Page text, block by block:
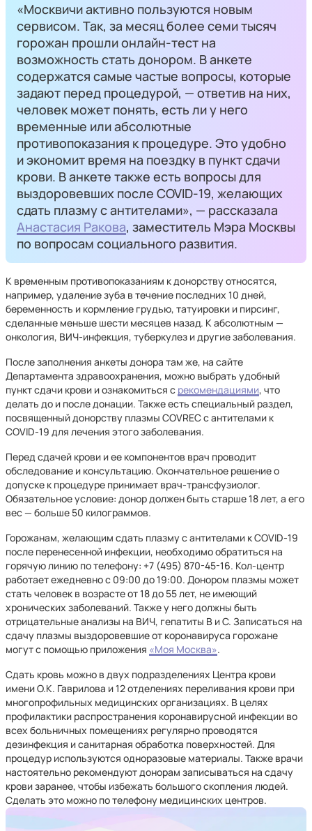
«Москвичи активно пользуются новым
сервисом. Так, за месяц более семи тысяч
горожан прошли онлайн-тест на
возможность стать донором. В анкете
содержатся самые частые вопросы, которые
задают перед процедурой, — ответив на них,
человек может понять, есть ли у него
временные или абсолютные
противопоказания к процедуре. Это удобно
и экономит время на поездку в пункт сдачи
крови. В анкете также есть вопросы для
выздоровевших после COVID-19, желающих
сдать плазму с антителами», — рассказала
Анастасия Ракова, заместитель Мэра Москвы
по вопросам социального развития.
К временным противопоказаниям к донорству относятся,
например, удаление зуба в течение последних 10 дней,
беременность и кормление грудью, татуировки и пирсинг,
сделанные меньше шести месяцев назад. К абсолютным —
онкология, ВИЧ-инфекция, туберкулез и другие заболевания.
После заполнения анкеты донора там же, на сайте
Департамента здравоохранения, можно выбрать удобный
пункт сдачи крови и ознакомиться с рекомендациями, что
делать до и после донации. Также есть специальный раздел,
посвященный донорству плазмы COVREC с антителами к
COVID-19 для лечения этого заболевания.
Перед сдачей крови и ее компонентов врач проводит
обследование и консультацию. Окончательное решение о
допуске к процедуре принимает врач-трансфузиолог.
Обязательное условие: донор должен быть старше 18 лет, а его
вес — больше 50 килограммов.
Горожанам, желающим сдать плазму с антителами к COVID-19
после перенесенной инфекции, необходимо обратиться на
горячую линию по телефону: +7 (495) 870-45-16. Кол-центр
работает ежедневно с 09:00 до 19:00. Донором плазмы может
стать человек в возрасте от 18 до 55 лет, не имеющий
хронических заболеваний. Также у него должны быть
отрицательные анализы на ВИЧ, гепатиты В и С. Записаться на
сдачу плазмы выздоровевшие от коронавируса горожане
могут с помощью приложения «Моя Москва».
Сдать кровь можно в двух подразделениях Центра крови
имени О.К. Гаврилова и 12 отделениях переливания крови при
многопрофильных медицинских организациях. В целях
профилактики распространения коронавирусной инфекции во
всех больничных помещениях регулярно проводятся
дезинфекция и санитарная обработка поверхностей. Для
процедур используются одноразовые материалы. Также врачи
настоятельно рекомендуют донорам записываться на сдачу
крови заранее, чтобы избежать большого скопления людей.
Сделать это можно по телефону медицинских центров.